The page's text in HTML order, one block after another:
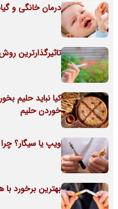
درمان خانگی و گیاهی
تاثیرگذارترین
کیا نباید حلیم
خوردن حلیم
ویپ یا سیگار؟
بهترین برخورد